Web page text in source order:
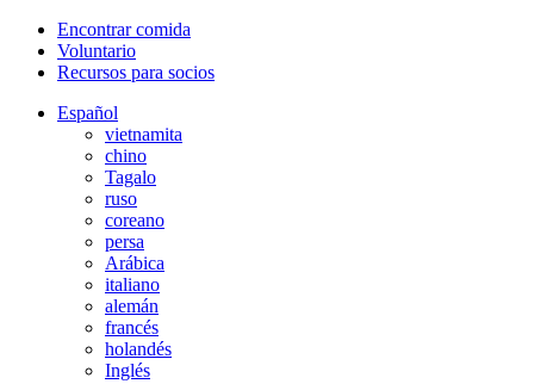
Encontrar comida
Voluntario
Recursos para socios
Español
vietnamita
chino
Tagalo
ruso
coreano
persa
Arábica
italiano
alemán
francés
holandés
Inglés